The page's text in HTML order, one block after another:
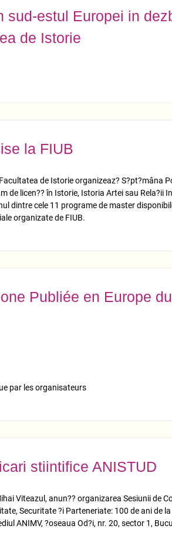
sud-estul Europei in
de Istorie
la FIUB
de Istorie organizeaz? S?pt?mâna
de licen?? în Istorie, Istoria Artei sau Rela?ii
dintre cele 11 programe de master
organizate de FIUB.
Publiée en Europe
par les organisateurs
stiintifice ANISTUD
Viteazul, anun?? organizarea Sesiunii de
Securitate ?i Parteneriate: 100 de ani de
ANIMV, ?oseaua Od?i, nr. 20, sector 1,